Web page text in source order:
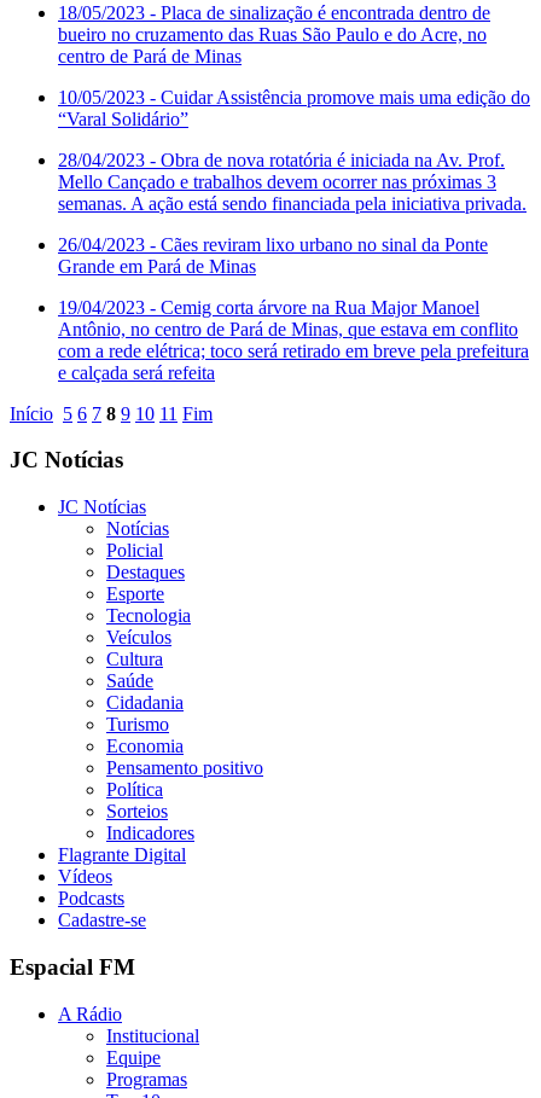
18/05/2023 - Placa de sinalização é encontrada dentro de
bueiro no cruzamento das Ruas São Paulo e do Acre, no
centro de Pará de Minas
10/05/2023 - Cuidar Assistência promove mais uma edição do
“Varal Solidário”
28/04/2023 - Obra de nova rotatória é iniciada na Av. Prof.
Mello Cançado e trabalhos devem ocorrer nas próximas 3
semanas. A ação está sendo financiada pela iniciativa privada.
26/04/2023 - Cães reviram lixo urbano no sinal da Ponte
Grande em Pará de Minas
19/04/2023 - Cemig corta árvore na Rua Major Manoel
Antônio, no centro de Pará de Minas, que estava em conflito
com a rede elétrica; toco será retirado em breve pela prefeitura
e calçada será refeita
Início 5 6 7 8 9 10 11 Fim
JC Notícias
JC Notícias
Notícias
Policial
Destaques
Esporte
Tecnologia
Veículos
Cultura
Saúde
Cidadania
Turismo
Economia
Pensamento positivo
Política
Sorteios
Indicadores
Flagrante Digital
Vídeos
Podcasts
Cadastre-se
Espacial FM
A Rádio
Institucional
Equipe
Programas